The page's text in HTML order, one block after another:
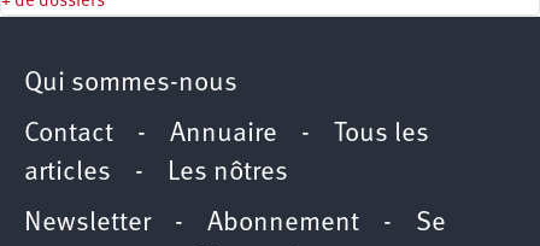
Qui sommes-nous
Contact - Annuaire -
Tous les
articles - Les nôtres
Newsletter- Abonnement - Se